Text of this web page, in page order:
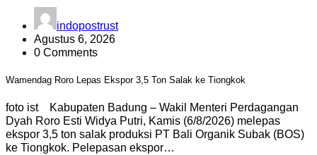
indopostrust
Agustus 6, 2026
0 Comments
Wamendag Roro Lepas Ekspor 3,5 Ton Salak ke Tiongkok
foto ist Kabupaten Badung – Wakil Menteri Perdagangan
Dyah Roro Esti Widya Putri, Kamis (6/8/2026) melepas
ekspor 3,5 ton salak produksi PT Bali Organik Subak (BOS)
ke Tiongkok. Pelepasan ekspor…